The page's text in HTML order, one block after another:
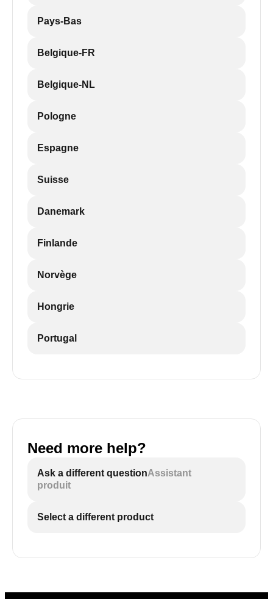
Pays-Bas
Belgique-FR
Belgique-NL
Pologne
Espagne
Suisse
Danemark
Finlande
Norvège
Hongrie
Portugal
Need more help?
Ask a different questionAssistant
produit
Select a different product